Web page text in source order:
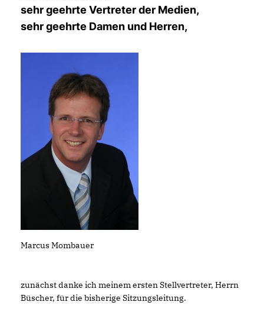
sehr geehrte Vertreter der Medien,
sehr geehrte Damen und Herren,
Marcus Mombauer
zunächst danke ich meinem ersten Stellvertreter, Herrn
Büscher, für die bisherige Sitzungsleitung.